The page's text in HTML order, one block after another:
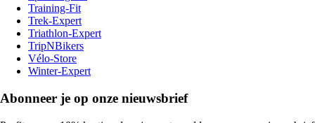
Training-Fit
Trek-Expert
Triathlon-Expert
TripNBikers
Vélo-Store
Winter-Expert
Abonneer je op onze nieuwsbrief